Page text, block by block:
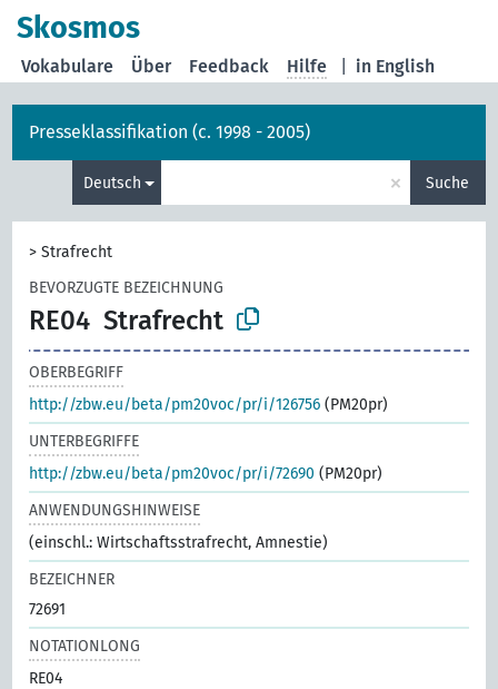
Skosmos
in English
Vokabulare Über Feedback Hilfe
Presseklassifikation (c. 1998 - 2005)
Deutsch × Suche
>Strafrecht
BEVORZUGTE BEZEICHNUNG
RE04 Strafrecht
OBERBEGRIFF
http://zbw.eu/beta/pm20voc/pr/i/126756 (PM20pr)
UNTERBEGRIFFE
http://zbw.eu/beta/pm20voc/pr/i/72690 (PM20pr)
ANWENDUNGSHINWEISE
(einschl.: Wirtschaftsstrafrecht, Amnestie)
BEZEICHNER
72691
NOTATIONLONG
RE04